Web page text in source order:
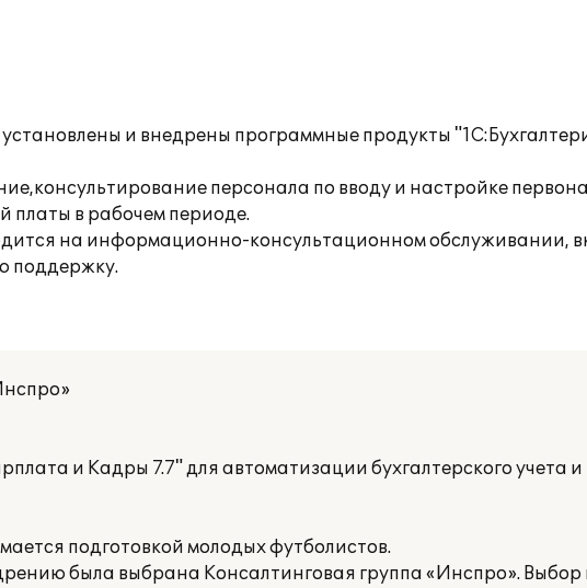
и внедрены программные продукты
персонала по вводу и настройке
платы в рабочем периоде.
на информационно-консультационном обслуживании,
поддержку.
и Кадры 7.7" для автоматизации бухгалтерского учета и
подготовкой молодых футболистов.
была выбрана Консалтинговая группа «Инспро».